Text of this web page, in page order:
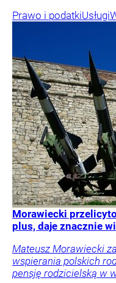
Prawo i podatkiUsługi
Morawiecki
plus, daje znacznie
Mateusz Morawiecki
wspierania polskich
pensję rodzicielską w